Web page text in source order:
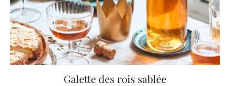
Galette des rois sablée